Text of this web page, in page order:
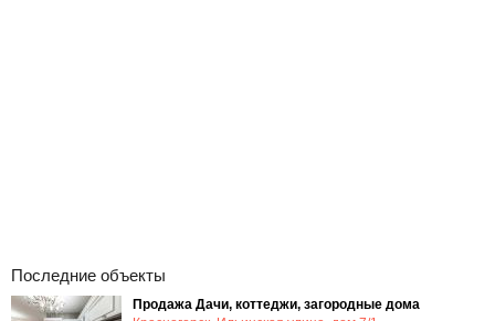
Последние объекты
Продажа Дачи, коттеджи, загородные дома